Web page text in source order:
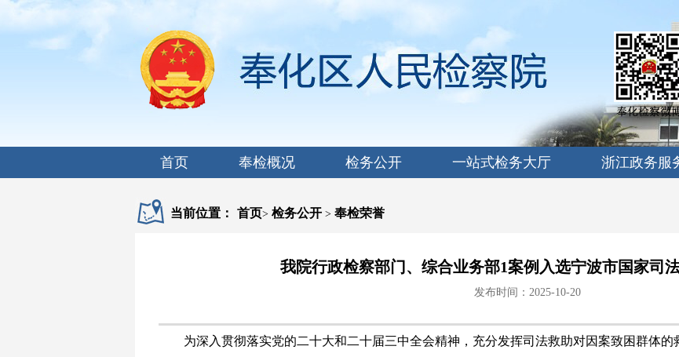
首页 奉检概况 检务公开 一站式检务大厅 浙江政务服
当前位置： 首页> 检务公开 > 奉检荣誉
我院行政检察部门、综合业务部1案例入选宁波市国家司
发布时间：2025-10-20
为深入贯彻落实党的二十大和二十届三中全会精神，充分发挥司法救助对因案致困群体